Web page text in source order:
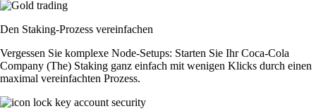
Den Staking-Prozess vereinfachen
Vergessen Sie komplexe Node-Setups: Starten Sie Ihr Coca-Cola
Company (The) Staking ganz einfach mit wenigen Klicks durch einen
maximal vereinfachten Prozess.